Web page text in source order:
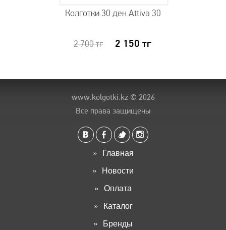
Колготки 30 ден Attiva 30
2 700тг 2 150 тг
www.kolgotki.kz© 2026
Все права защищены
Главная
Новости
Оплата
Каталог
Бренды